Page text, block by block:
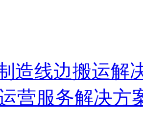
造线边搬运解
营服务解决方